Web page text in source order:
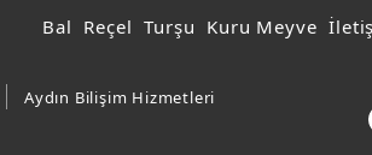
Bal Reçel Turşu Kuru Meyve
Aydın Bilişim Hizmetleri